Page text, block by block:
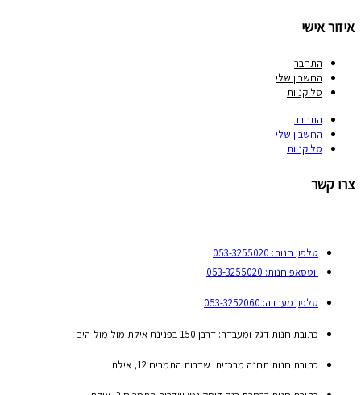
איזור אישי
התחבר
החשבון שלי
סל קניות
התחבר
החשבון שלי
סל קניות
צרו קשר
טלפון חנות: 053-3255020
ווטסאפ חנות: 053-3255020
טלפון מעבדה: 053-3252060
כתובת חנות דגל ומעבדה: דרבן 150 בפנינת אילת מול מול-הים
כתובת חנות תחנה מרכזית: שדרות התמרים 12, אילת